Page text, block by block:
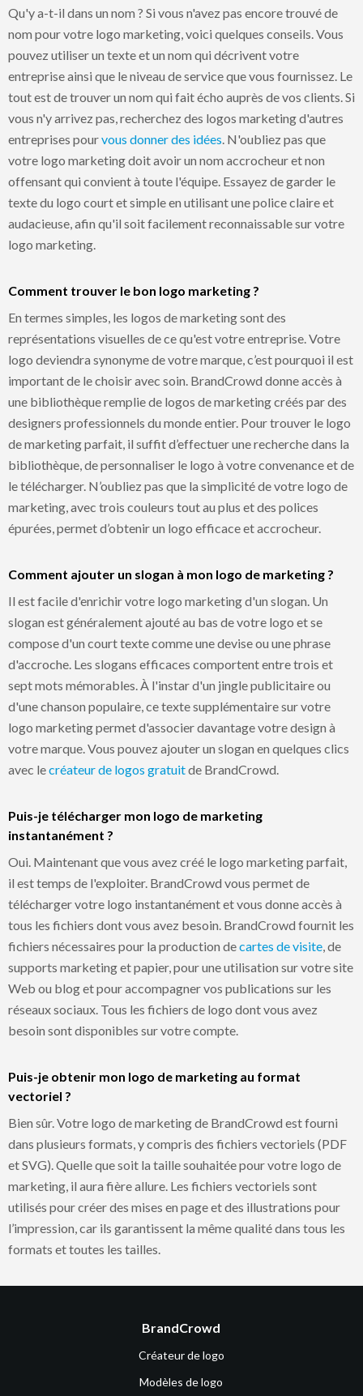
Qu'y a-t-il dans un nom ? Si vous n'avez pas encore trouvé de
nom pour votre logo marketing, voici quelques conseils. Vous
pouvez utiliser un texte et un nom qui décrivent votre
entreprise ainsi que le niveau de service que vous fournissez. Le
tout est de trouver un nom qui fait écho auprès de vos clients. Si
vous n'y arrivez pas, recherchez des logos marketing d'autres
entreprises pourvous donner des idées . N'oubliez pas que
votre logo marketing doit avoir un nom accrocheur et non
offensant qui convient à toute l'équipe. Essayez de garder le
texte du logo court et simple en utilisant une police claire et
audacieuse, afin qu'il soit facilement reconnaissable sur votre
logo marketing.
Comment trouver le bon logo marketing ?
En termes simples, les logos de marketing sont des
représentations visuelles de ce qu'est votre entreprise. Votre
logo deviendra synonyme de votre marque, c’est pourquoi il est
important de le choisir avec soin. BrandCrowd donne accès à
une bibliothèque remplie de logos de marketing créés par des
designers professionnels du monde entier. Pour trouver le logo
de marketing parfait, il suffit d’effectuer une recherche dans la
bibliothèque, de personnaliser le logo à votre convenance et de
le télécharger. N’oubliez pas que la simplicité de votre logo de
marketing, avec trois couleurs tout au plus et des polices
épurées, permet d’obtenir un logo efficace et accrocheur.
Comment ajouter un slogan à mon logo de marketing ?
Il est facile d'enrichir votre logo marketing d'un slogan. Un
slogan est généralement ajouté au bas de votre logo et se
compose d'un court texte comme une devise ou une phrase
d'accroche. Les slogans efficaces comportent entre trois et
sept mots mémorables. À l'instar d'un jingle publicitaire ou
d'une chanson populaire, ce texte supplémentaire sur votre
logo marketing permet d'associer davantage votre design à
votre marque. Vous pouvez ajouter un slogan en quelques clics
avec lecréateur de logos gratuitde BrandCrowd.
Puis-je télécharger mon logo de marketing
instantanément ?
Oui. Maintenant que vous avez créé le logo marketing parfait,
il est temps de l'exploiter. BrandCrowd vous permet de
télécharger votre logo instantanément et vous donne accès à
tous les fichiers dont vous avez besoin. BrandCrowd fournit les
fichiers nécessaires pour la production decartes de visite , de
supports marketing et papier, pour une utilisation sur votre site
Web ou blog et pour accompagner vos publications sur les
réseaux sociaux. Tous les fichiers de logo dont vous avez
besoin sont disponibles sur votre compte.
Puis-je obtenir mon logo de marketing au format
vectoriel ?
Bien sûr. Votre logo de marketing de BrandCrowd est fourni
dans plusieurs formats, y compris des fichiers vectoriels (PDF
et SVG). Quelle que soit la taille souhaitée pour votre logo de
marketing, il aura fière allure. Les fichiers vectoriels sont
utilisés pour créer des mises en page et des illustrations pour
l’impression, car ils garantissent la même qualité dans tous les
formats et toutes les tailles.
BrandCrowd
Créateur de logo
Modèles de logo